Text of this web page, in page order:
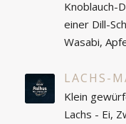
Knoblauch-
einer Dill-
Wasabi,
LACHS-
Klein
Lachs - Ei,